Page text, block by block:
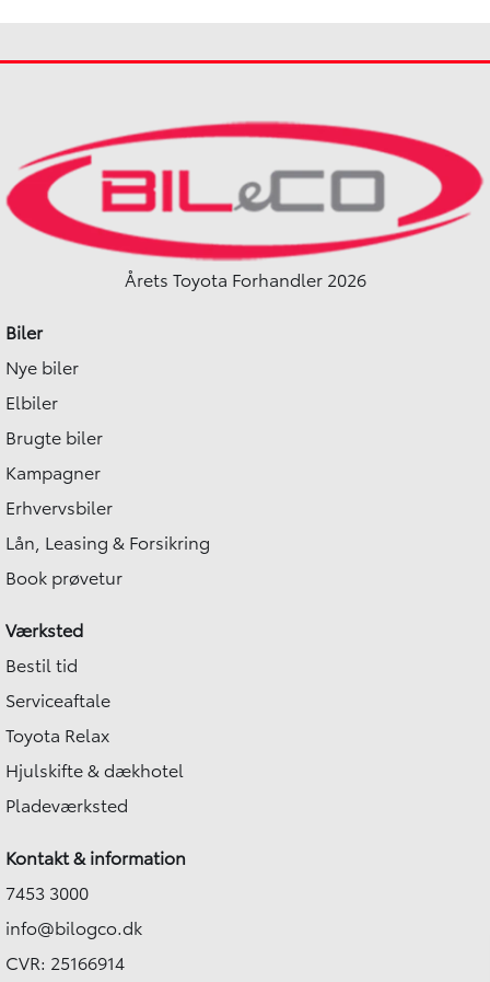
Årets Toyota Forhandler 2026
Biler
Nye biler
Elbiler
Brugte biler
Kampagner
Erhvervsbiler
Lån, Leasing & Forsikring
Book prøvetur
Værksted
Bestil tid
Serviceaftale
Toyota Relax
Hjulskifte & dækhotel
Pladeværksted
Kontakt & information
7453 3000
info@bilogco.dk
CVR: 25166914